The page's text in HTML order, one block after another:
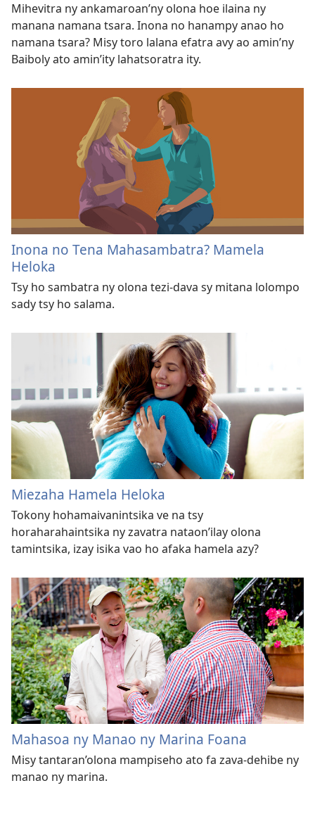
Mihevitra ny ankamaroan’ny olona hoe ilaina ny
manana namana tsara. Inona no hanampy anao ho
namana tsara? Misy toro lalana efatra avy ao amin’ny
Baiboly ato amin’ity lahatsoratra ity.
Inona no Tena Mahasambatra? Mamela
Heloka
Tsy ho sambatra ny olona tezi-dava sy mitana lolompo
sady tsy ho salama.
Miezaha Hamela Heloka
Tokony hohamaivanintsika ve na tsy
horaharahaintsika ny zavatra nataon’ilay olona
tamintsika, izay isika vao ho afaka hamela azy?
Mahasoa ny Manao ny Marina Foana
Misy tantaran’olona mampiseho ato fa zava-dehibe ny
manao ny marina.